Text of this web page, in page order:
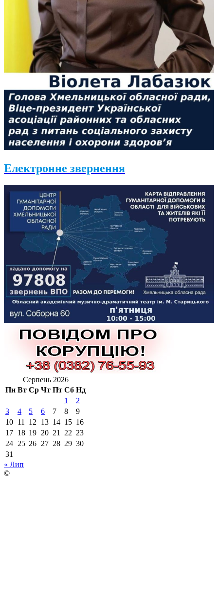
Електронне звернення
Серпень 2026
Пн Вт Ср Чт Пт Сб Нд
1
2
3
4 5 6 7 8
9
10 11 12 13 14 15 16
17 18 19 20 21 22 23
24 25 26 27 28 29 30
31
« Лип
©